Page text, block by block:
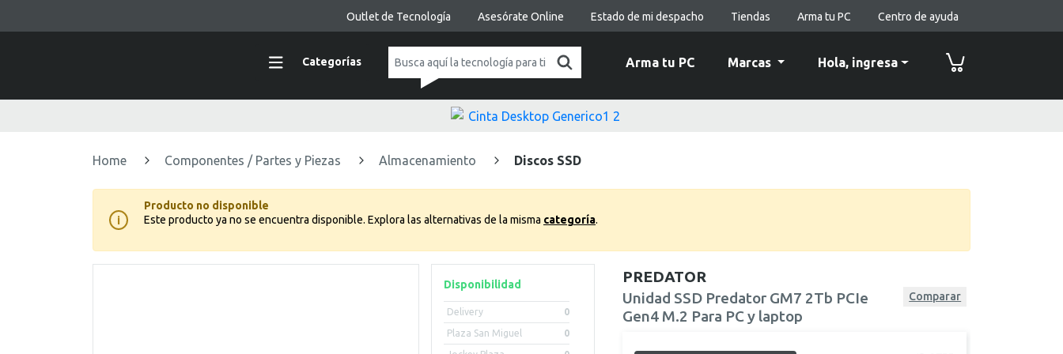
Outlet de Tecnología Asesórate Online Estado de mi despacho Tiendas Arma tu PC Centro de ayuda
Categorías Arma tu PC Marcas Hola, ingresa
Home Componentes / Partes y Piezas Almacenamiento Discos SSD
i
Producto no disponible
Este producto ya no se encuentra disponible. Explora las alternativas de la misma categoría.
Disponibilidad
Delivery 0
Plaza San Miguel 0
PREDATOR
Unidad SSD Predator GM7 2Tb PCIe
Gen4 M.2 Para PC y laptop
Comparar